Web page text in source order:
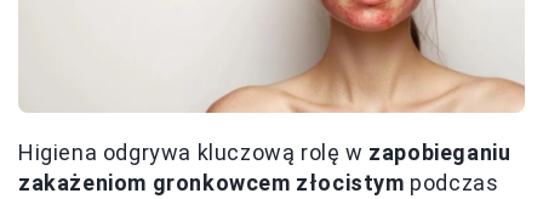
Higiena odgrywa kluczową rolę w zapobieganiu
zakażeniom gronkowcem złocistym podczas